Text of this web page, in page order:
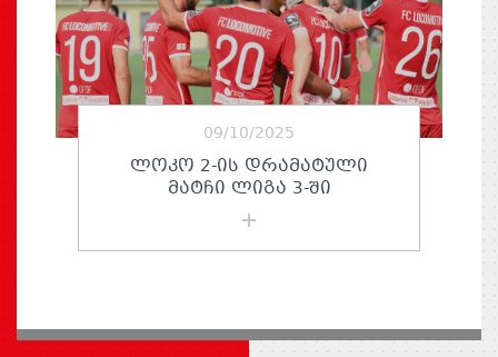
09/10/2025
ᲚᲝᲙᲝ 2-ᲘᲡ ᲓᲠᲐᲛᲐᲢᲣᲚᲘ
ᲛᲐᲢᲩᲘ ᲚᲘᲒᲐ 3-ᲨᲘ